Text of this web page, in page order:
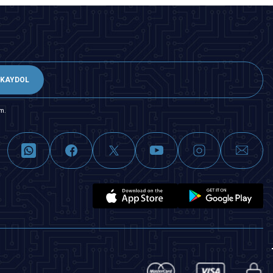
KAYDOL